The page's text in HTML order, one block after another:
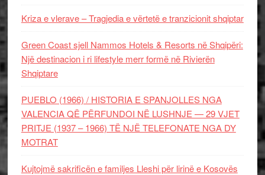
Kriza e vlerave – Tragjedia e vërtetë e tranzicionit shqiptar
Green Coast sjell Nammos Hotels & Resorts në Shqipëri:
Një destinacion i ri lifestyle merr formë në Rivierën
Shqiptare
PUEBLO (1966) / HISTORIA E SPANJOLLES NGA
VALENCIA QË PËRFUNDOI NË LUSHNJE — 29 VJET
PRITJE (1937 – 1966) TË NJË TELEFONATE NGA DY
MOTRAT
Kujtojmë sakrificën e familjes Lleshi për lirinë e Kosovës